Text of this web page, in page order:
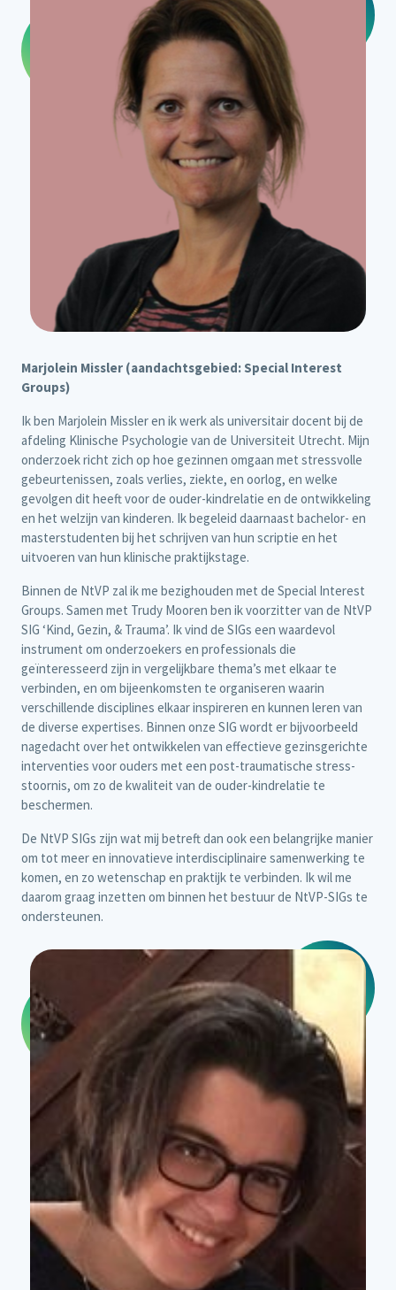
Marjolein Missler (aandachtsgebied: Special Interest
Groups)
Ik ben Marjolein Missler en ik werk als universitair docent bij de
afdeling Klinische Psychologie van de Universiteit Utrecht. Mijn
onderzoek richt zich op hoe gezinnen omgaan met stressvolle
gebeurtenissen, zoals verlies, ziekte, en oorlog, en welke
gevolgen dit heeft voor de ouder-kindrelatie en de ontwikkeling
en het welzijn van kinderen. Ik begeleid daarnaast bachelor- en
masterstudenten bij het schrijven van hun scriptie en het
uitvoeren van hun klinische praktijkstage.
Binnen de NtVP zal ik me bezighouden met de Special Interest
Groups. Samen met Trudy Mooren ben ik voorzitter van de NtVP
SIG ‘Kind, Gezin, & Trauma’. Ik vind de SIGs een waardevol
instrument om onderzoekers en professionals die
geïnteresseerd zijn in vergelijkbare thema’s met elkaar te
verbinden, en om bijeenkomsten te organiseren waarin
verschillende disciplines elkaar inspireren en kunnen leren van
de diverse expertises. Binnen onze SIG wordt er bijvoorbeeld
nagedacht over het ontwikkelen van effectieve gezinsgerichte
interventies voor ouders met een post-traumatische stress-
stoornis, om zo de kwaliteit van de ouder-kindrelatie te
beschermen.
De NtVP SIGs zijn wat mij betreft dan ook een belangrijke manier
om tot meer en innovatieve interdisciplinaire samenwerking te
komen, en zo wetenschap en praktijk te verbinden. Ik wil me
daarom graag inzetten om binnen het bestuur de NtVP-SIGs te
ondersteunen.